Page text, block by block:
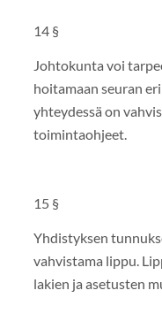
14 §
Johtokunta voi
hoitamaan seuran
yhteydessä on
toimintaohjeet.
15 §
Yhdistyksen
vahvistama lippu.
lakien ja asetusten